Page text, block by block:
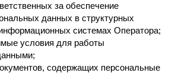
за обеспечение
данных в структурных
системах Оператора;
условия для работы
содержащих персональные